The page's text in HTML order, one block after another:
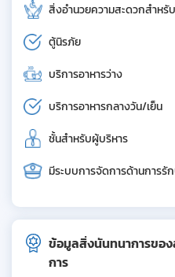
สิ่งอำนวยความสะดวกสำหรั
ตู้นิรภัย
บริการอาหารว่าง
บริการอาหารกลางวัน/เย็น
ชั้นสำหรับผู้บริหาร
มีระบบการจัดการด้านการรั
ข้อมูลสิ่งนันทนาการขอ
การ